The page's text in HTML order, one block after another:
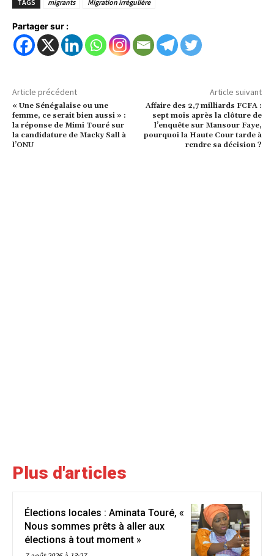
TAGS migrants Migration irrégulière
Partager sur :
Article précédent
« Une Sénégalaise ou une
femme, ce serait bien aussi » :
la réponse de Mimi Touré sur
la candidature de Macky Sall à
l’ONU
Article suivant
Affaire des 2,7 milliards FCFA :
sept mois après la clôture de
l’enquête sur Mansour Faye,
pourquoi la Haute Cour tarde à
rendre sa décision ?
Plus d'articles
Élections locales : Aminata Touré, «
Nous sommes prêts à aller aux
élections à tout moment »